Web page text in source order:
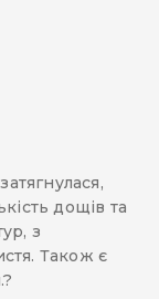
дощів та
з
Також є